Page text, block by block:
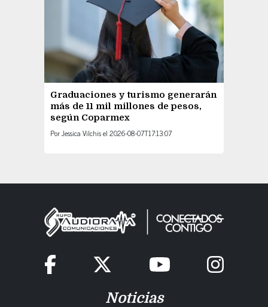
Graduaciones y turismo generarán
más de 11 mil millones de pesos,
según Coparmex
PorJessica Vilchisel 2026-08-07T17:13:07
Noticias